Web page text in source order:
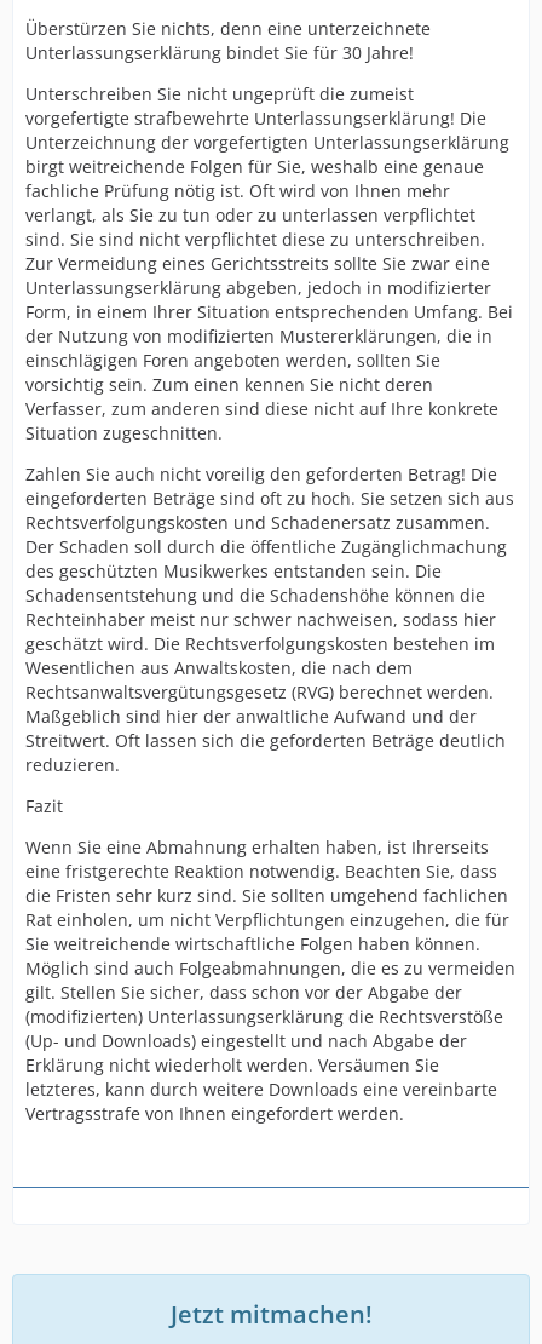
Überstürzen Sie nichts, denn eine unterzeichnete
Unterlassungserklärung bindet Sie für 30 Jahre!
Unterschreiben Sie nicht ungeprüft die zumeist
vorgefertigte strafbewehrte Unterlassungserklärung! Die
Unterzeichnung der vorgefertigten Unterlassungserklärung
birgt weitreichende Folgen für Sie, weshalb eine genaue
fachliche Prüfung nötig ist. Oft wird von Ihnen mehr
verlangt, als Sie zu tun oder zu unterlassen verpflichtet
sind. Sie sind nicht verpflichtet diese zu unterschreiben.
Zur Vermeidung eines Gerichtsstreits sollte Sie zwar eine
Unterlassungserklärung abgeben, jedoch in modifizierter
Form, in einem Ihrer Situation entsprechenden Umfang. Bei
der Nutzung von modifizierten Mustererklärungen, die in
einschlägigen Foren angeboten werden, sollten Sie
vorsichtig sein. Zum einen kennen Sie nicht deren
Verfasser, zum anderen sind diese nicht auf Ihre konkrete
Situation zugeschnitten.
Zahlen Sie auch nicht voreilig den geforderten Betrag! Die
eingeforderten Beträge sind oft zu hoch. Sie setzen sich aus
Rechtsverfolgungskosten und Schadenersatz zusammen.
Der Schaden soll durch die öffentliche Zugänglichmachung
des geschützten Musikwerkes entstanden sein. Die
Schadensentstehung und die Schadenshöhe können die
Rechteinhaber meist nur schwer nachweisen, sodass hier
geschätzt wird. Die Rechtsverfolgungskosten bestehen im
Wesentlichen aus Anwaltskosten, die nach dem
Rechtsanwaltsvergütungsgesetz (RVG) berechnet werden.
Maßgeblich sind hier der anwaltliche Aufwand und der
Streitwert. Oft lassen sich die geforderten Beträge deutlich
reduzieren.
Fazit
Wenn Sie eine Abmahnung erhalten haben, ist Ihrerseits
eine fristgerechte Reaktion notwendig. Beachten Sie, dass
die Fristen sehr kurz sind. Sie sollten umgehend fachlichen
Rat einholen, um nicht Verpflichtungen einzugehen, die für
Sie weitreichende wirtschaftliche Folgen haben können.
Möglich sind auch Folgeabmahnungen, die es zu vermeiden
gilt. Stellen Sie sicher, dass schon vor der Abgabe der
(modifizierten) Unterlassungserklärung die Rechtsverstöße
(Up- und Downloads) eingestellt und nach Abgabe der
Erklärung nicht wiederholt werden. Versäumen Sie
letzteres, kann durch weitere Downloads eine vereinbarte
Vertragsstrafe von Ihnen eingefordert werden.
Jetzt mitmachen!